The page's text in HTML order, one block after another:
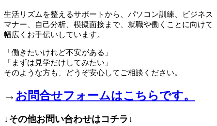
生活リズムを整えるサポートから、パソコン訓練、ビジネス
マナー、自己分析、模擬面接まで、就職や働くことに向けて
幅広くお手伝いしています。
「働きたいけれど不安がある」
「まずは見学だけしてみたい」
そのような方も、どうぞ安心してご相談ください。
→ お問合せフォームはこちらです。
↓その他お問い合わせはコチラ↓